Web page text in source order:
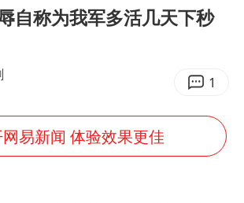
《龙餐馆》 冲奖
BLG经理辟谣Bin离队
云南一男子胃中取出180颗铁钉
自称为我军多活几天下秒
1
易新闻 体验效果更佳